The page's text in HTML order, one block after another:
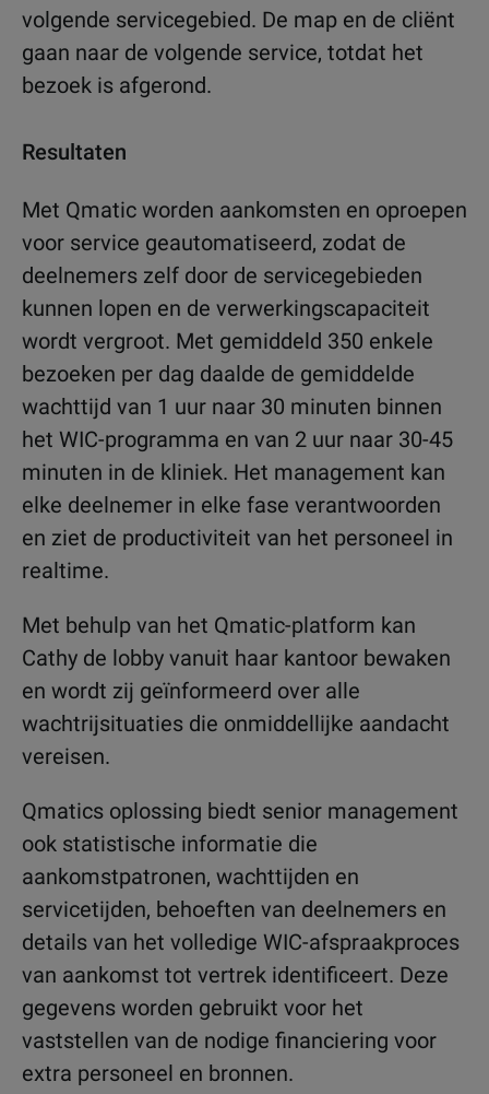
volgende servicegebied. De map en de cliënt
gaan naar de volgende service, totdat het
bezoek is afgerond.
Resultaten
Met Qmatic worden aankomsten en oproepen
voor service geautomatiseerd, zodat de
deelnemers zelf door de servicegebieden
kunnen lopen en de verwerkingscapaciteit
wordt vergroot. Met gemiddeld 350 enkele
bezoeken per dag daalde de gemiddelde
wachttijd van 1 uur naar 30 minuten binnen
het WIC-programma en van 2 uur naar 30-45
minuten in de kliniek. Het management kan
elke deelnemer in elke fase verantwoorden
en ziet de productiviteit van het personeel in
realtime.
Met behulp van het Qmatic-platform kan
Cathy de lobby vanuit haar kantoor bewaken
en wordt zij geïnformeerd over alle
wachtrijsituaties die onmiddellijke aandacht
vereisen.
Qmatics oplossing biedt senior management
ook statistische informatie die
aankomstpatronen, wachttijden en
servicetijden, behoeften van deelnemers en
details van het volledige WIC-afspraakproces
van aankomst tot vertrek identificeert. Deze
gegevens worden gebruikt voor het
vaststellen van de nodige financiering voor
extra personeel en bronnen.